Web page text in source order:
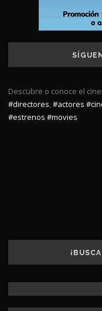
Descubre o conoce el
#directores,#actores
#estrenos #movies